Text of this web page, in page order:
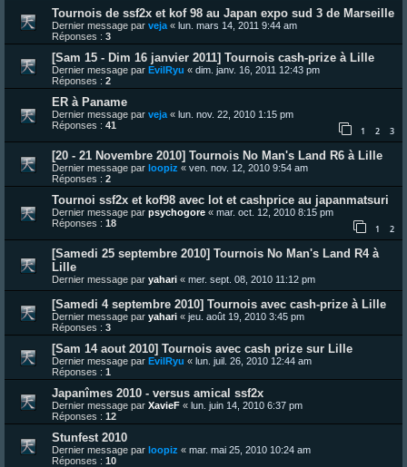
Tournois de ssf2x et kof 98 au Japan expo sud 3 de Marseille
Dernier message par veja« lun. mars 14, 2011 9:44 am
Réponses : 3
[Sam 15 - Dim 16 janvier 2011] Tournois cash-prize à Lille
Dernier message par EvilRyu « dim. janv. 16, 2011 12:43 pm
Réponses : 2
ER à Paname
Dernier message par veja« lun. nov. 22, 2010 1:15 pm
Réponses : 41 1 2 3
[20 - 21 Novembre 2010] Tournois No Man's Land R6 à Lille
Dernier message par loopiz « ven. nov. 12, 2010 9:54 am
Réponses : 2
Tournoi ssf2x et kof98 avec lot et cashprice au japanmatsuri
Dernier message par psychogore « mar. oct. 12, 2010 8:15 pm
Réponses : 18 1 2
[Samedi 25 septembre 2010] Tournois No Man's Land R4 à
Lille
Dernier message par yahari « mer. sept. 08, 2010 11:12 pm
[Samedi 4 septembre 2010] Tournois avec cash-prize à Lille
Dernier message par yahari « jeu. août 19, 2010 3:45 pm
Réponses : 3
[Sam 14 aout 2010] Tournois avec cash prize sur Lille
Dernier message par EvilRyu « lun. juil. 26, 2010 12:44 am
Réponses : 1
Japanîmes 2010 - versus amical ssf2x
Dernier message par XavieF « lun. juin 14, 2010 6:37 pm
Réponses : 12
Stunfest 2010
Dernier message par loopiz « mar. mai 25, 2010 10:24 am
Réponses : 10